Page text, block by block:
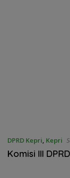
DPRD Kepri, Kepri
Komisi III